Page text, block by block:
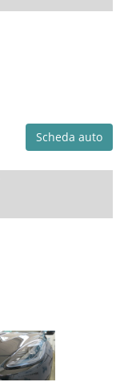
Scheda auto